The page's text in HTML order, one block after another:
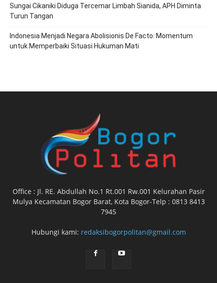
Sungai Cikaniki Diduga Tercemar Limbah Sianida, APH Diminta
Turun Tangan
‎Indonesia Menjadi Negara Abolisionis De Facto: Momentum
untuk Memperbaiki Situasi Hukuman Mati
Office : Jl. RE. Abdullah No.1 Rt.001 Rw.001 Kelurahan Pasir
Mulya Kecamatan Bogor Barat, Kota Bogor-Telp : 0813 8413
7945
Hubungi kami: redaksibogorpolitan@gmail.com